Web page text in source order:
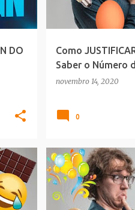
DO
Como
Saber o Número
Eleitoral - e-Titulo
novembro 14, 2020
0
DEIXO A DICA